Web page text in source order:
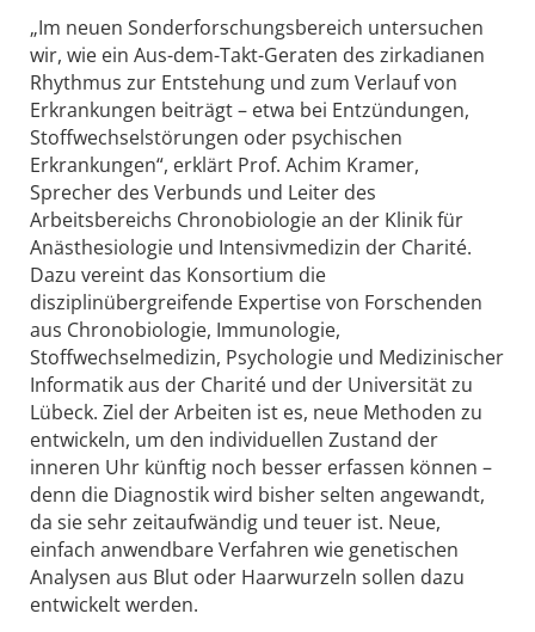
„Im neuen Sonderforschungsbereich untersuchen
wir, wie ein Aus-dem-Takt-Geraten des zirkadianen
Rhythmus zur Entstehung und zum Verlauf von
Erkrankungen beiträgt – etwa bei Entzündungen,
Stoffwechselstörungen oder psychischen
Erkrankungen“, erklärt Prof. Achim Kramer,
Sprecher des Verbunds und Leiter des
Arbeitsbereichs Chronobiologie an der Klinik für
Anästhesiologie und Intensivmedizin der Charité.
Dazu vereint das Konsortium die
disziplinübergreifende Expertise von Forschenden
aus Chronobiologie, Immunologie,
Stoffwechselmedizin, Psychologie und Medizinischer
Informatik aus der Charité und der Universität zu
Lübeck. Ziel der Arbeiten ist es, neue Methoden zu
entwickeln, um den individuellen Zustand der
inneren Uhr künftig noch besser erfassen können –
denn die Diagnostik wird bisher selten angewandt,
da sie sehr zeitaufwändig und teuer ist. Neue,
einfach anwendbare Verfahren wie genetischen
Analysen aus Blut oder Haarwurzeln sollen dazu
entwickelt werden.